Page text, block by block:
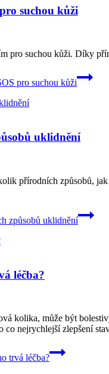
suchou kůži
pro suchou kůži. Díky
pro suchou kůži
uklidnění
přírodních způsobů,
způsobů uklidnění
léčba?
kolika, může být
co nejrychlejší zlepšení
trvá léčba?